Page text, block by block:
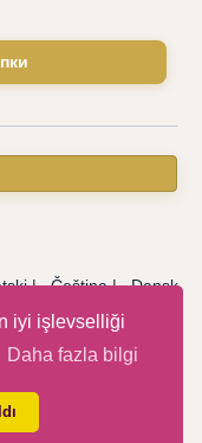
iyi işlevselliği
Daha fazla bilgi
|Čeština|Dansk
Français |Ελληνικά
Polski Português
| Slovenščina